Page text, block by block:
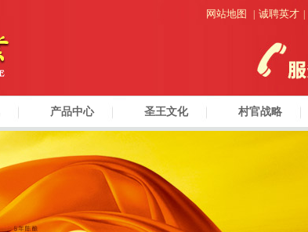
网站地图 诚聘英才
产品中心 圣王文化 村官战略